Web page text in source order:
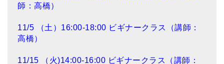
師：高橋）
11/5 （土）16:00-18:00 ビギナークラス（講師：
高橋）
11/15 （火)14:00-16:00 ビギナークラス（講師：